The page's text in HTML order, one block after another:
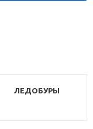
ЛЕДОБУРЫ